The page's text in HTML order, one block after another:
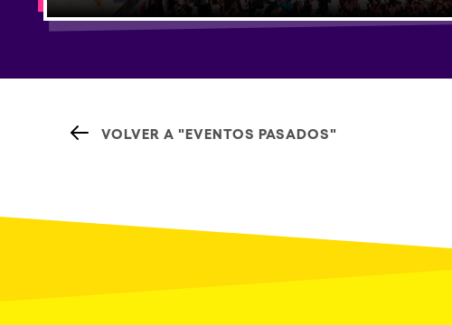
VOLVER A "EVENTOS PASADOS"